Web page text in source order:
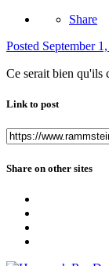
Share
Posted September
Ce serait bien qu'ils
Link to post
Share on other sites